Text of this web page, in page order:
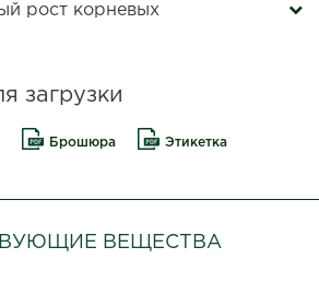
рост корневых
загрузки
Брошюра Этикетка
ВЕЩЕСТВА